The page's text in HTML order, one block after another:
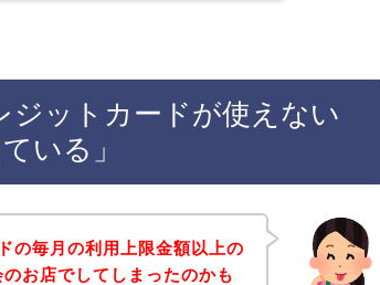
ジットカードが使えない
いる」
の毎月の利用上限金額以上の
お店でしてしまったのかも